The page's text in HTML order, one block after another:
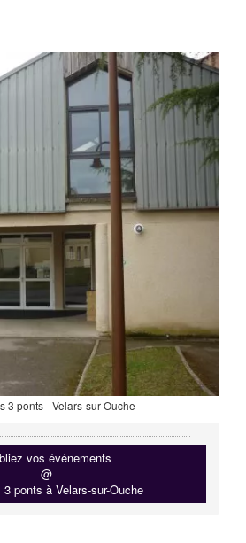
3 ponts - Velars-sur-Ouche
vos événements
@
ponts à Velars-sur-Ouche